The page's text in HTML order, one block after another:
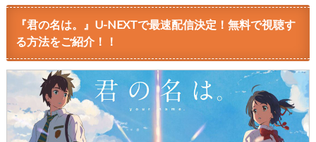
『君の名は。』U-NEXTで最速配信決定！無料で視聴す
る方法をご紹介！！